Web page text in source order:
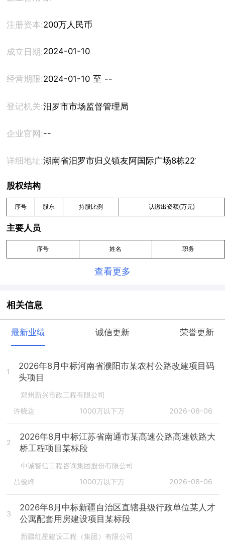
注册资本:200万人民币
成立日期:2024-01-10
经营期限: 2024-01-10 至 --
登记机关:汨罗市市场监督管理局
企业官网:--
详细地址:湖南省汨罗市归义镇友阿国际广场8栋2214号
股权结构
序号 股东 持股比例 认缴出资额(万元)
主要人员
序号 姓名 职务
查看更多
相关信息
最新业绩 诚信更新 荣誉更新
1
2026年8月中标河南省濮阳市某农村公路改建项目码
头项目
郑州新兴市政工程有限公司
许晓达
1000万以下万 2026-08-06
2
2026年8月中标江苏省南通市某高速公路高速铁路大
桥工程项目某标段
中诚智信工程咨询集团股份有限公司
吕俊峰
1000万以下万 2026-08-06
3
2026年8月中标新疆自治区直辖县级行政单位某人才
公寓配套用房建设项目某标段
新疆红星建设工程（集团）有限公司